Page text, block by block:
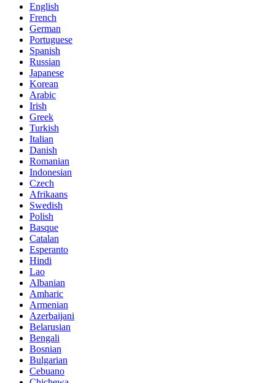
English
French
German
Portuguese
Spanish
Russian
Japanese
Korean
Arabic
Irish
Greek
Turkish
Italian
Danish
Romanian
Indonesian
Czech
Afrikaans
Swedish
Polish
Basque
Catalan
Esperanto
Hindi
Lao
Albanian
Amharic
Armenian
Azerbaijani
Belarusian
Bengali
Bosnian
Bulgarian
Cebuano